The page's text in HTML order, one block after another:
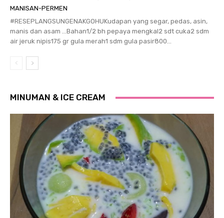
MANISAN-PERMEN
#RESEPLANGSUNGENAKGOHUKudapan yang segar, pedas, asin,
manis dan asam …Bahan1/2 bh pepaya mengkal2 sdt cuka2 sdm
air jeruk nipis175 gr gula merah1 sdm gula pasir800...
MINUMAN & ICE CREAM